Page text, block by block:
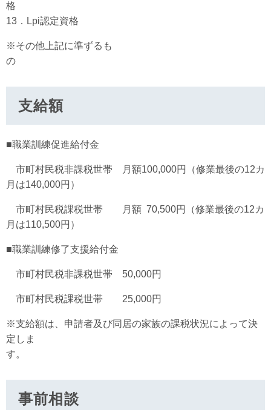
13．Lpi認定資格
※その他上記に準ずるも
支給額
■職業訓練促進給付金
市町村民税非課税世帯 月額100,000円（修業最後の12カ
月は140,000円）
市町村民税課税世帯 月額 70,500円（修業最後の12カ
月は110,500円）
■職業訓練修了支援給付金
市町村民税非課税世帯 50,000円
市町村民税課税世帯 25,000円
※支給額は、申請者及び同居の家族の課税状況によって決
定しま
事前相談